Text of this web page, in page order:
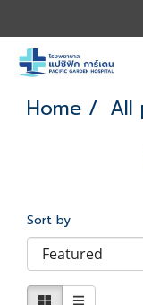
Home All
Sort by